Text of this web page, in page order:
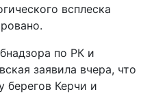
всплеска
по РК и
заявила вчера, что
берегов Керчи и